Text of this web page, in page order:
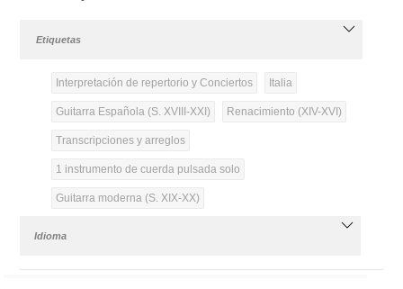
Etiquetas
Interpretación de repertorio y Conciertos Italia
Guitarra Española (S. XVIII-XXI) Renacimiento (XIV-XVI)
Transcripciones y arreglos
1 instrumento de cuerda pulsada solo
Guitarra moderna (S. XIX-XX)
Idioma